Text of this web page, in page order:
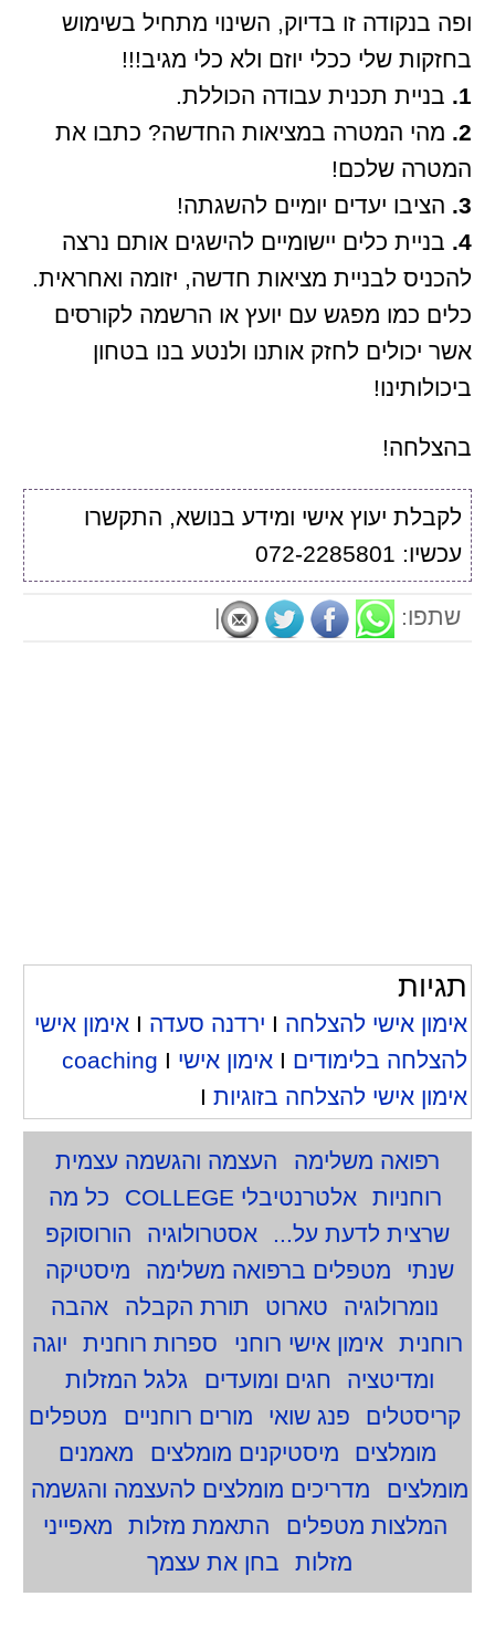
ופה בנקודה זו בדיוק, השינוי מתחיל בשימוש
בחזקות שלי ככלי יוזם ולא כלי מגיב!!!
1.
בניית תכנית עבודה הכוללת.
2. מהי המטרה במציאות החדשה? כתבו את
המטרה שלכם!
3. הציבו יעדים יומיים להשגתה!
4. בניית כלים יישומיים להישגים אותם נרצה
להכניס לבניית מציאות חדשה, יזומה ואחראית.
כלים כמו מפגש עם יועץ או הרשמה לקורסים
אשר יכולים לחזק אותנו ולנטע בנו בטחון
ביכולותינו!
בהצלחה!
לקבלת יעוץ אישי ומידע בנושא, התקשרו
עכשיו: 072-2285801
שתפו: |
תגיות
אימון אישי להצלחה ירדנה סעדה
אימון אישי
להצלחה בלימודים
אימון אישי coaching I
אימון אישי להצלחה בזוגיותI
רפואה משלימה
העצמה והגשמה עצמית
רוחניות
אלטרנטיבלי COLLEGE
כל מה
שרצית לדעת על...
אסטרולוגיה
הורוסוקפ
שנתי
מטפלים ברפואה משלימה
מיסטיקה
נומרולוגיה
טארוט תורת הקבלה
אהבה
רוחנית
אימון אישי רוחני ספרות רוחנית
יוגה
ומדיטציה
חגים ומועדים
גלגל המזלות
קריסטלים
פנג שואי מורים רוחניים
מטפלים
מומלצים
מיסטיקנים מומלצים
מאמנים
מומלצים
מדריכים מומלצים להעצמה והגשמה
המלצות מטפלים
התאמת מזלות
מאפייני
מזלות
בחן את עצמך